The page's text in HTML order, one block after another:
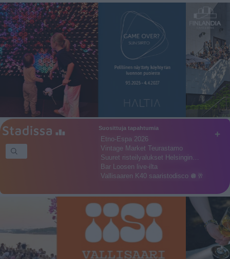
+
Suosittuja tapahtumia
Etno-Espa 2026
Vintage Market Teurastamo
Suuret risteilyalukset Helsingin…
Bar Loosen live-ilta
Vallisaaren K40 saaristodisco 🪩🥂